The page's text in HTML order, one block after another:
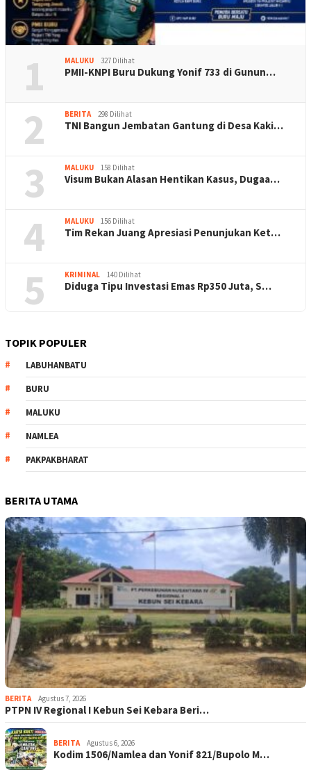
1 MALUKU 327 Dilihat
PMII-KNPI Buru Dukung Yonif 733 di Gunun…
2 BERITA 298 Dilihat
TNI Bangun Jembatan Gantung di Desa Kaki…
3 MALUKU 158 Dilihat
Visum Bukan Alasan Hentikan Kasus, Dugaa…
4 MALUKU 156 Dilihat
Tim Rekan Juang Apresiasi Penunjukan Ket…
5 KRIMINAL 140 Dilihat
Diduga Tipu Investasi Emas Rp350 Juta, S…
TOPIK POPULER
LABUHANBATU
BURU
MALUKU
NAMLEA
PAKPAKBHARAT
BERITA UTAMA
BERITA Agustus 7, 2026
PTPN IV Regional I Kebun Sei Kebara Beri…
BERITA Agustus 6, 2026
Kodim 1506/Namlea dan Yonif 821/Bupolo M…